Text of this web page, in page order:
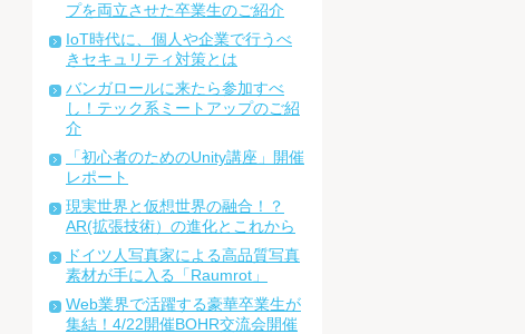
プを両立させた卒業生のご紹介
IoT時代に、個人や企業で行うべ
きセキュリティ対策とは
バンガロールに来たら参加すべ
し！テック系ミートアップのご紹
介
「初心者のためのUnity講座」開催
レポート
現実世界と仮想世界の融合！？
AR(拡張技術）の進化とこれから
ドイツ人写真家による高品質写真
素材が手に入る「Raumrot」
Web業界で活躍する豪華卒業生が
集結！4/22開催BOHR交流会開催